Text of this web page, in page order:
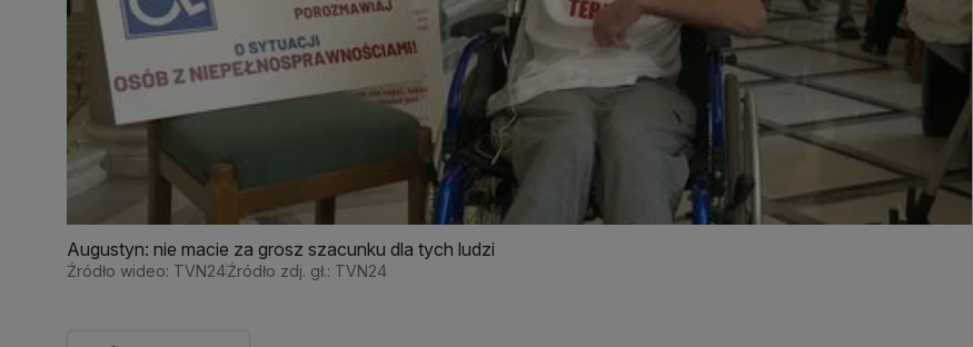
Augustyn: nie macie za grosz szacunku dla tych ludzi
Źródło wideo: TVN24Źródło zdj. gł.: TVN24